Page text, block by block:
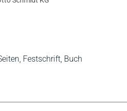
Festschrift, Buch